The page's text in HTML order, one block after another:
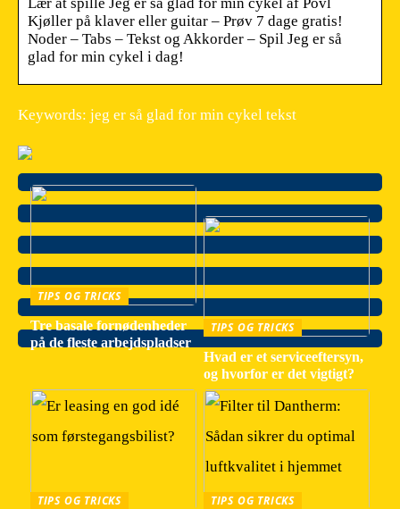
Kjøller på klaver eller guitar – Prøv 7 dage gratis!
Noder – Tabs – Tekst og Akkorder – Spil Jeg er så
glad for min cykel i dag!
Keywords: jeg er så glad for min cykel tekst
TIPS OG TRICKS
Tre basale fornødenheder
på de fleste arbejdspladser
TIPS OG TRICKS
Hvad er et serviceeftersyn,
og hvorfor er det vigtigt?
TIPS OG TRICKS
TIPS OG TRICKS